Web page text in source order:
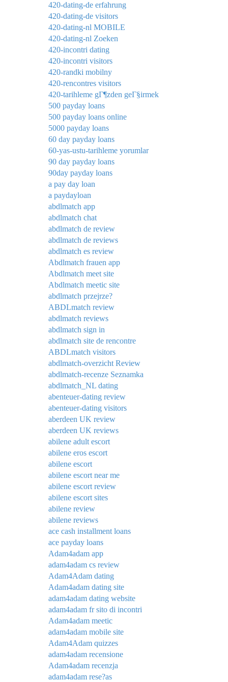
420-dating-de erfahrung
420-dating-de visitors
420-dating-nl MOBILE
420-dating-nl Zoeken
420-incontri dating
420-incontri visitors
420-randki mobilny
420-rencontres visitors
420-tarihleme gГ¶zden geГ§irmek
500 payday loans
500 payday loans online
5000 payday loans
60 day payday loans
60-yas-ustu-tarihleme yorumlar
90 day payday loans
90day payday loans
a pay day loan
a paydayloan
abdlmatch app
abdlmatch chat
abdlmatch de review
abdlmatch de reviews
abdlmatch es review
Abdlmatch frauen app
Abdlmatch meet site
Abdlmatch meetic site
abdlmatch przejrze?
ABDLmatch review
abdlmatch reviews
abdlmatch sign in
abdlmatch site de rencontre
ABDLmatch visitors
abdlmatch-overzicht Review
abdlmatch-recenze Seznamka
abdlmatch_NL dating
abenteuer-dating review
abenteuer-dating visitors
aberdeen UK review
aberdeen UK reviews
abilene adult escort
abilene eros escort
abilene escort
abilene escort near me
abilene escort review
abilene escort sites
abilene review
abilene reviews
ace cash installment loans
ace payday loans
Adam4adam app
adam4adam cs review
Adam4Adam dating
Adam4adam dating site
adam4adam dating website
adam4adam fr sito di incontri
Adam4adam meetic
adam4adam mobile site
Adam4Adam quizzes
adam4adam recensione
Adam4adam recenzja
adam4adam rese?as